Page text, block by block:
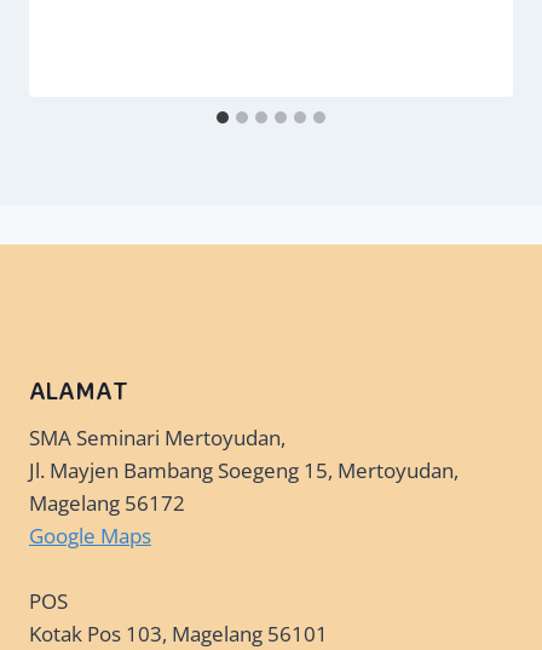
ALAMAT
SMA Seminari Mertoyudan,
Jl. Mayjen Bambang Soegeng 15, Mertoyudan,
Magelang 56172
Google Maps
POS
Kotak Pos 103, Magelang 56101